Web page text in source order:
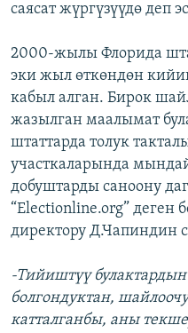
саясат жүргүзүүдө деп
2000-жылы Флорида
эки жыл өткөндөн
кабыл алган. Бирок
жазылган маалымат
штаттарда толук
участкаларында
добуштарды саноону
“Electionline.org” деген
директору Д.Чапиндин
-Тийиштүү
болгондуктан,
катталганбы, аны